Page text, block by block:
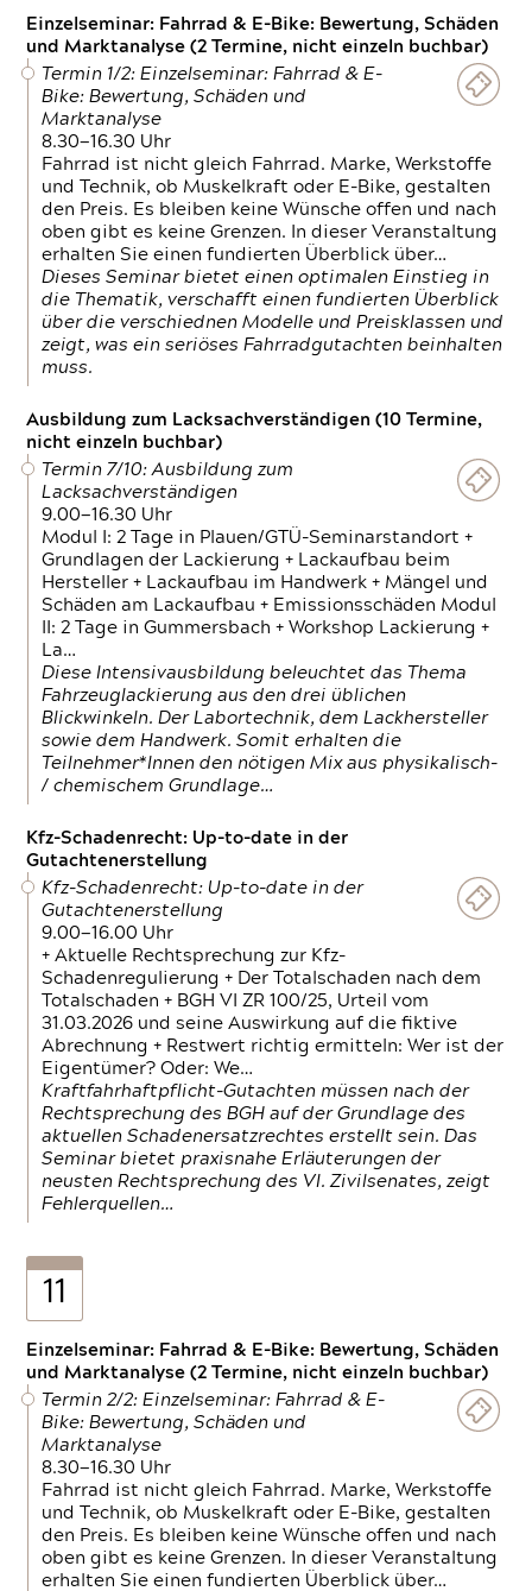
Einzelseminar: Fahrrad & E-Bike: Bewertung, Schäden
und Marktanalyse (2 Termine, nicht einzeln buchbar)
Termin 1/2: Einzelseminar: Fahrrad & E-
Bike: Bewertung, Schäden und
Marktanalyse
8.30—16.30 Uhr
Fahrrad ist nicht gleich Fahrrad. Marke, Werkstoffe
und Technik, ob Muskelkraft oder E-Bike, gestalten
den Preis. Es bleiben keine Wünsche offen und nach
oben gibt es keine Grenzen. In dieser Veranstaltung
erhalten Sie einen fundierten Überblick über…
Dieses Seminar bietet einen optimalen Einstieg in
die Thematik, verschafft einen fundierten Überblick
über die verschiednen Modelle und Preisklassen und
zeigt, was ein seriöses Fahrradgutachten beinhalten
muss.
Ausbildung zum Lacksachverständigen (10 Termine,
nicht einzeln buchbar)
Termin 7/10: Ausbildung zum
Lacksachverständigen
9.00—16.30 Uhr
Modul I: 2 Tage in Plauen/GTÜ-Seminarstandort +
Grundlagen der Lackierung + Lackaufbau beim
Hersteller + Lackaufbau im Handwerk + Mängel und
Schäden am Lackaufbau + Emissionsschäden Modul
II: 2 Tage in Gummersbach + Workshop Lackierung +
La…
Diese Intensivausbildung beleuchtet das Thema
Fahrzeuglackierung aus den drei üblichen
Blickwinkeln. Der Labortechnik, dem Lackhersteller
sowie dem Handwerk. Somit erhalten die
Teilnehmer*Innen den nötigen Mix aus physikalisch-
/ chemischem Grundlage…
Kfz-Schadenrecht: Up-to-date in der
Gutachtenerstellung
Kfz-Schadenrecht: Up-to-date in der
Gutachtenerstellung
9.00—16.00 Uhr
+ Aktuelle Rechtsprechung zur Kfz-
Schadenregulierung + Der Totalschaden nach dem
Totalschaden + BGH VI ZR 100/25, Urteil vom
31.03.2026 und seine Auswirkung auf die fiktive
Abrechnung + Restwert richtig ermitteln: Wer ist der
Eigentümer? Oder: We…
Kraftfahrhaftpflicht-Gutachten müssen nach der
Rechtsprechung des BGH auf der Grundlage des
aktuellen Schadenersatzrechtes erstellt sein. Das
Seminar bietet praxisnahe Erläuterungen der
neusten Rechtsprechung des VI. Zivilsenates, zeigt
Fehlerquellen…
11
Einzelseminar: Fahrrad & E-Bike: Bewertung, Schäden
und Marktanalyse (2 Termine, nicht einzeln buchbar)
Termin 2/2: Einzelseminar: Fahrrad & E-
Bike: Bewertung, Schäden und
Marktanalyse
8.30—16.30 Uhr
Fahrrad ist nicht gleich Fahrrad. Marke, Werkstoffe
und Technik, ob Muskelkraft oder E-Bike, gestalten
den Preis. Es bleiben keine Wünsche offen und nach
oben gibt es keine Grenzen. In dieser Veranstaltung
erhalten Sie einen fundierten Überblick über…